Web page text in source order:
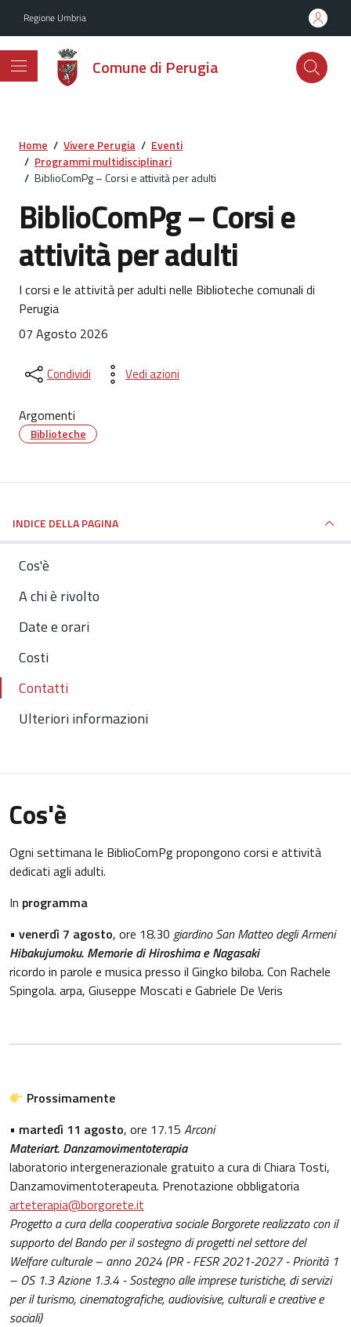
Regione Umbria
Comune di Perugia
Home / Vivere Perugia / Eventi
/ Programmi multidisciplinari
/ BiblioComPg – Corsi e attività per adulti
BiblioComPg – Corsi e
attività per adulti
I corsi e le attività per adulti nelle Biblioteche comunali di
Perugia
07 Agosto 2026
Condividi Vedi azioni
Argomenti
Biblioteche
INDICE DELLA PAGINA
Cos'è
A chi è rivolto
Date e orari
Costi
Contatti
Ulteriori informazioni
Cos'è
Ogni settimana le BiblioComPg propongono corsi e attività
dedicati agli adulti.
In programma
• venerdì 7 agosto, ore 18.30 giardino San Matteo degli Armeni
Hibakujumoku. Memorie di Hiroshima e Nagasaki
ricordo in parole e musica presso il Gingko biloba. Con Rachele
Spingola. arpa, Giuseppe Moscati e Gabriele De Veris
Prossimamente
• martedì 11 agosto, ore 17.15 Arconi
Materiart. Danzamovimentoterapia
laboratorio intergenerazionale gratuito a cura di Chiara Tosti,
Danzamovimentoterapeuta. Prenotazione obbligatoria
arteterapia@borgorete.it
Progetto a cura della cooperativa sociale Borgorete realizzato con il
supporto del Bando per il sostegno di progetti nel settore del
Welfare culturale – anno 2024 (PR - FESR 2021-2027 - Priorità 1
– OS 1.3 Azione 1.3.4 - Sostegno alle imprese turistiche, di servizi
per il turismo, cinematografiche, audiovisive, culturali e creative e
sociali)